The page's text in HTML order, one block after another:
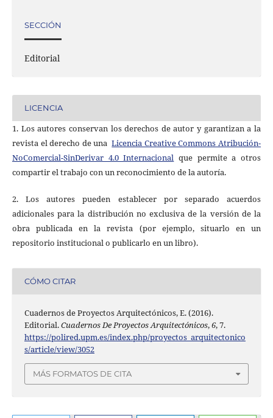
SECCIÓN
Editorial
LICENCIA
1. Los autores conservan los derechos de autor y garantizan a la
revista el derecho de unaLicencia Creative Commons Atribución-
NoComercial-SinDerivar 4.0 Internacional que permite a otros
compartir el trabajo con un reconocimiento de la autoría.
2. Los autores pueden establecer por separado acuerdos
adicionales para la distribución no exclusiva de la versión de la
obra publicada en la revista (por ejemplo, situarlo en un
repositorio institucional o publicarlo en un libro).
CÓMO CITAR
Cuadernos de Proyectos Arquitectónicos, E. (2016).
Editorial.Cuadernos De Proyectos Arquitectónicos,6, 7.
https://polired.upm.es/index.php/proyectos_arquitectonico
s/article/view/3052
MÁS FORMATOS DE CITA